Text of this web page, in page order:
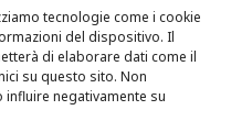
tecnologie come i cookie
del dispositivo. Il
di elaborare dati come il
su questo sito. Non
negativamente su
MORTE